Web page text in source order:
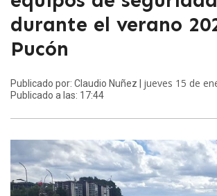
durante el verano
Pucón
Publicado por: Claudio Nuñez | jueves 15 de
Publicado a las: 17:44